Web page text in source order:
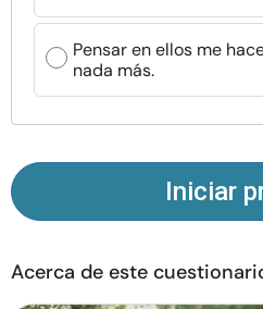
Encuentra un terapeuta
Idioma
Sobre nosotros Contáctanos
nosotros
Pensar en ellos me
nada más.
Iniciar
Acerca de este